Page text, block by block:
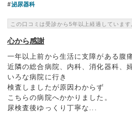
泌尿器科
この口コミは受診から5年以上経過しています
心から感謝
一年以上前から生活に支障がある腹
近隣の総合病院、内科、消化器科、
いろな病院に行き
検査しましたが原因わからず
こちらの病院へかかりました。
尿検査後ゆっくり丁寧な...